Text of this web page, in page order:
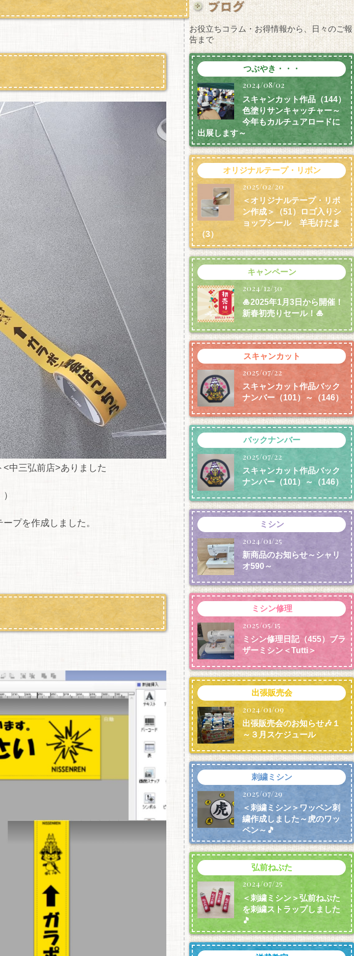
中三弘前店>ありました
プを作成しました。
お役立ちコラム・お得情報から、日々のご報
告まで
つぶやき・・・
2024/08/02
スキャンカット作品（144）
色塗りサンキャッチャー～
今年もカルチュアロードに
出展します～
オリジナルテープ・リボン
2025/02/20
＜オリジナルテープ・リボ
ン作成＞（51）ロゴ入りシ
ョップシール 羊毛けだま
（3）
キャンペーン
2024/12/30
🎍2025年1月3日から開催！
新春初売りセール！🎍
スキャンカット
2025/07/22
スキャンカット作品バック
ナンバー（101）～（146）
バックナンバー
2025/07/22
スキャンカット作品バック
ナンバー（101）～（146）
ミシン
2024/01/25
新商品のお知らせ～シャリ
オ590～
ミシン修理
2025/05/15
ミシン修理日記（455）ブラ
ザーミシン＜Tutti＞
出張販売会
2024/01/09
出張販売会のお知らせ🎶１
～３月スケジュール
刺繍ミシン
2025/07/29
＜刺繍ミシン＞ワッペン刺
繍作成しました～虎のワッ
ペン～🎵
弘前ねぷた
2024/07/25
＜刺繍ミシン＞弘前ねぷた
を刺繍ストラップしました
🎵